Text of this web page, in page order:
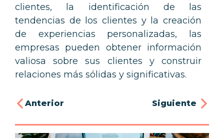
clientes, la identificación de las
tendencias de los clientes y la creación
de experiencias personalizadas, las
empresas pueden obtener información
valiosa sobre sus clientes y construir
relaciones más sólidas y significativas.
Anterior Siguiente